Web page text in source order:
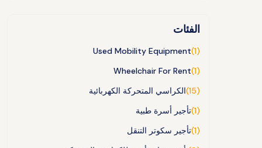
الفئات
Used Mobility Equipment
(1)
Wheelchair For Rent
(1)
الكراسي المتحركة الكهربائية
(15)
تأجير أسرة طبية (1)
تأجير سكوتر التنقل (1)